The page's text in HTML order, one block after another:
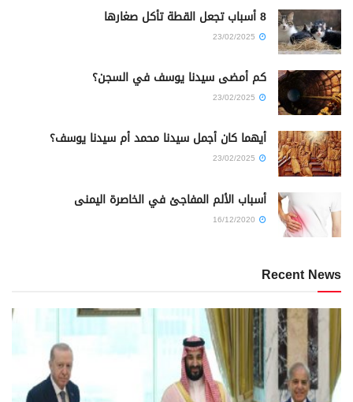
8 أسباب تجعل القطة تأكل صغارها
كم أمضى سيدنا يوسف في السجن؟
أيهما كان أجمل سيدنا محمد أم سيدنا يوسف؟
أسباب الألم المفاجئ في الخاصرة اليمنى
Recent News